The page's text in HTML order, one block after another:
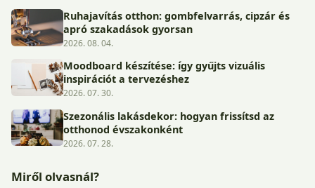
Ruhajavítás otthon: gombfelvarrás, cipzár és
apró szakadások gyorsan
2026. 08. 04.
Moodboard készítése: így gyűjts vizuális
inspirációt a tervezéshez
2026. 07. 30.
Szezonális lakásdekor: hogyan frissítsd az
otthonod évszakonként
2026. 07. 28.
Miről olvasnál?